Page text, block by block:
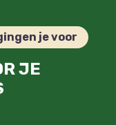
je voor
JE